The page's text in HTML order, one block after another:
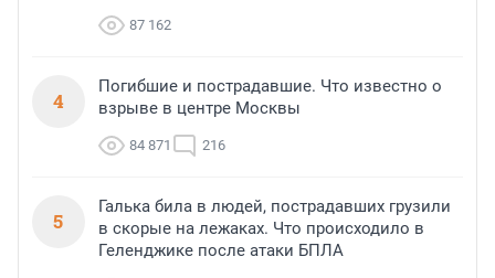
87 162
4
Погибшие и пострадавшие. Что известно о
взрыве в центре Москвы
84 871 216
5
Галька била в людей, пострадавших грузили
в скорые на лежаках. Что происходило в
Геленджике после атаки БПЛА